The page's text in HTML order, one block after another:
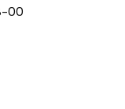
00